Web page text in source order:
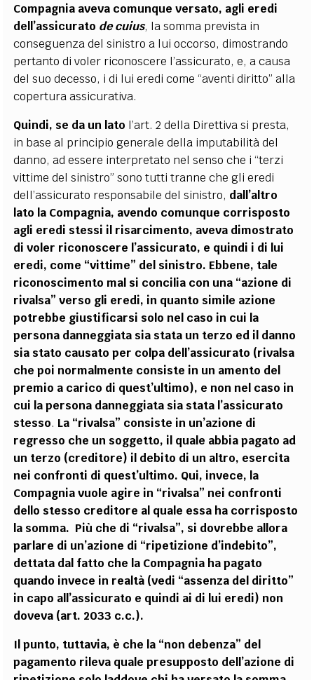
Compagnia aveva comunque versato, agli eredi
dell’assicurato de cuius, la somma prevista in
conseguenza del sinistro a lui occorso, dimostrando
pertanto di voler riconoscere l’assicurato, e, a causa
del suo decesso, i di lui eredi come “aventi diritto” alla
copertura assicurativa.
Quindi, se da un lato l’art. 2 della Direttiva si presta,
in base al principio generale della imputabilità del
danno, ad essere interpretato nel senso che i “terzi
vittime del sinistro” sono tutti tranne che gli eredi
dell’assicurato responsabile del sinistro, dall’altro
lato la Compagnia, avendo comunque corrisposto
agli eredi stessi il risarcimento, aveva dimostrato
di voler riconoscere l’assicurato, e quindi i di lui
eredi, come “vittime” del sinistro. Ebbene, tale
riconoscimento mal si concilia con una “azione di
rivalsa” verso gli eredi, in quanto simile azione
potrebbe giustificarsi solo nel caso in cui la
persona danneggiata sia stata un terzo ed il danno
sia stato causato per colpa dell’assicurato (rivalsa
che poi normalmente consiste in un amento del
premio a carico di quest’ultimo), e non nel caso in
cui la persona danneggiata sia stata l’assicurato
stesso. La “rivalsa” consiste in un’azione di
regresso che un soggetto, il quale abbia pagato ad
un terzo (creditore) il debito di un altro, esercita
nei confronti di quest’ultimo. Qui, invece, la
Compagnia vuole agire in “rivalsa” nei confronti
dello stesso creditore al quale essa ha corrisposto
la somma. Più che di “rivalsa”, si dovrebbe allora
parlare di un’azione di “ripetizione d’indebito”,
dettata dal fatto che la Compagnia ha pagato
quando invece in realtà (vedi “assenza del diritto”
in capo all’assicurato e quindi ai di lui eredi) non
doveva (art. 2033 c.c.).
Il punto, tuttavia, è che la “non debenza” del
pagamento rileva quale presupposto dell’azione di